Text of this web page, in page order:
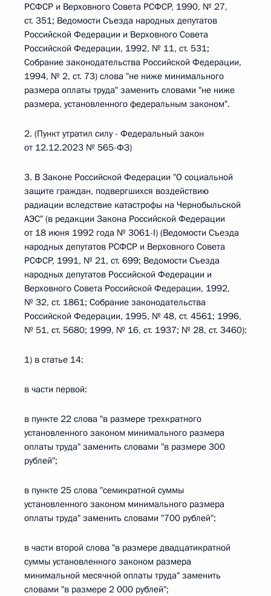
РСФСР и Верховного Совета РСФСР, 1990, № 27,
ст. 351; Ведомости Съезда народных депутатов
Российской Федерации и Верховного Совета
Российской Федерации, 1992, № 11, ст. 531;
Собрание законодательства Российской Федерации,
1994, № 2, ст. 73) слова "не ниже минимального
размера оплаты труда" заменить словами "не ниже
размера, установленного федеральным законом".
2. (Пункт утратил силу - Федеральный закон
от 12.12.2023 № 565-ФЗ)
3. В Законе Российской Федерации "О социальной
защите граждан, подвергшихся воздействию
радиации вследствие катастрофы на Чернобыльской
АЭС" (в редакции Закона Российской Федерации
от 18 июня 1992 года № 3061-I) (Ведомости Съезда
народных депутатов РСФСР и Верховного Совета
РСФСР, 1991, № 21, ст. 699; Ведомости Съезда
народных депутатов Российской Федерации и
Верховного Совета Российской Федерации, 1992,
№ 32, ст. 1861; Собрание законодательства
Российской Федерации, 1995, № 48, ст. 4561; 1996,
№ 51, ст. 5680; 1999, № 16, ст. 1937; № 28, ст. 3460):
1) в статье 14:
в части первой:
в пункте 22 слова "в размере трехкратного
установленного законом минимального размера
оплаты труда" заменить словами "в размере 300
рублей";
в пункте 25 слова "семикратной суммы
установленного законом минимального размера
оплаты труда" заменить словами "700 рублей";
в части второй слова "в размере двадцатикратной
суммы установленного законом размера
минимальной месячной оплаты труда" заменить
словами "в размере 2 000 рублей";